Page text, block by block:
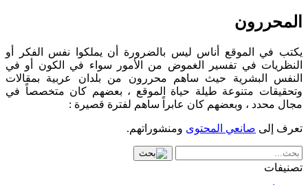
المحررون
يكتب في الموقع أناس ليس بالضرورة أن يملكوا نفس الفكر أو
النظريات في تفسير الغموض من الأمور سواء في الكون أو في
النفس البشرية حيث ساهم محررون من بلدان عربية بمقالات
وتحقيقات متنوعة طيلة حياة الموقع ، بعضهم كان متخصصاً في
مجال محدد ، وبعضهم كان عابراً ساهم لفترة قصيرة :
تعرف إلى صانعي المحتوى ومنشوراتهم.
تصنيفات